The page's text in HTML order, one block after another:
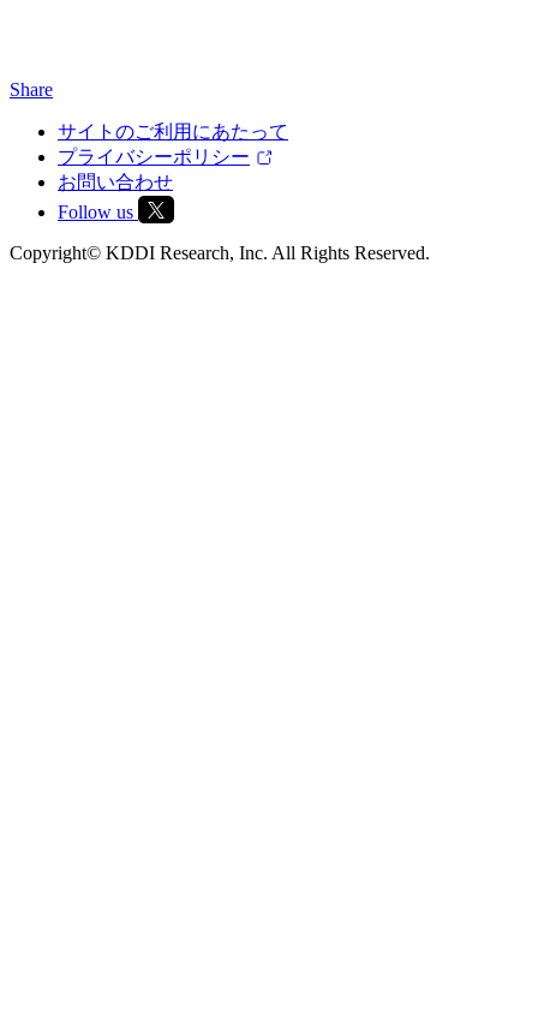
Share
サイトのご利用にあたって
プライバシーポリシー
お問い合わせ
Follow us
Copyright© KDDI Research, Inc. All Rights Reserved.